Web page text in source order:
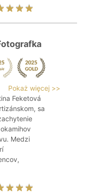
Pokaż więcej >>
Feketová
sa
Medzi